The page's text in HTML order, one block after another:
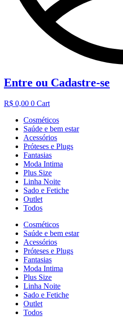
Entre ou Cadastre-se
R$ 0,00 0 Cart
Cosméticos
Saúde e bem estar
Acessórios
Próteses e Plugs
Fantasias
Moda Intima
Plus Size
Linha Noite
Sado e Fetiche
Outlet
Todos
Cosméticos
Saúde e bem estar
Acessórios
Próteses e Plugs
Fantasias
Moda Intima
Plus Size
Linha Noite
Sado e Fetiche
Outlet
Todos